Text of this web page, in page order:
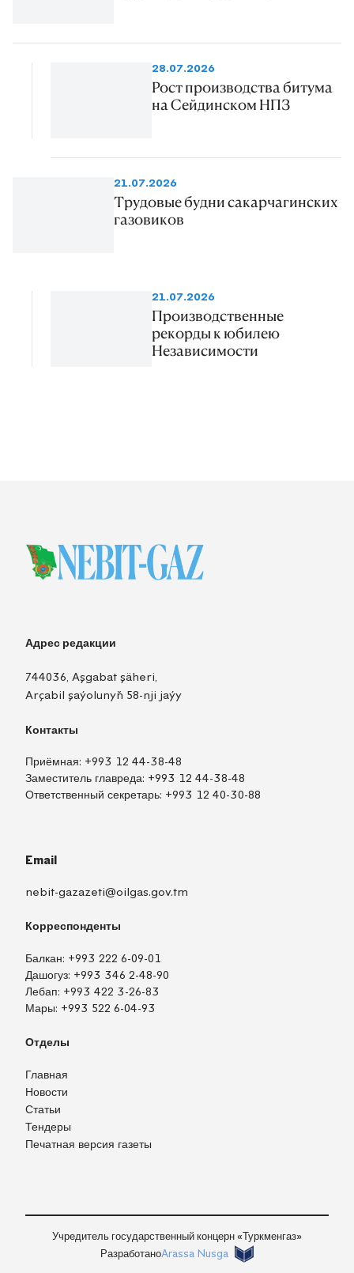
28.07.2026
Рост производства битума
на Сейдинском НПЗ
21.07.2026
Трудовые будни сакарчагинских
газовиков
21.07.2026
Производственные
рекорды к юбилею
Независимости
Адрес редакции
744036, Aşgabat şäheri,
Arçabil şaýolunyň 58-nji jaýy
Контакты
Приёмная: +993 12 44-38-48
Заместитель главреда: +993 12 44-38-48
Ответственный секретарь: +993 12 40-30-88
Email
nebit-gazazeti@oilgas.gov.tm
Корреспонденты
Балкан: +993 222 6-09-01
Дашогуз: +993 346 2-48-90
Лебап: +993 422 3-26-83
Мары: +993 522 6-04-93
Отделы
Главная
Новости
Статьи
Тендеры
Печатная версия газеты
Учредитель государственный концерн «Туркменгаз»
РазработаноArassa Nusga